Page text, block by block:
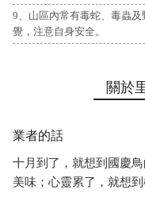
9、山區內常有毒蛇、毒蟲
覺，注意自身安全。
關於
業者的話
十月到了，就想到國慶
美味；心靈累了，就想到